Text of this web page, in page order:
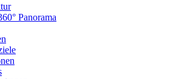
Panorama